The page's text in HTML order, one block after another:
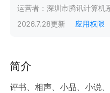
运营者： 深圳市腾讯计算机
2026.7.28更新 应用权限
简介
评书、相声、小品、小说